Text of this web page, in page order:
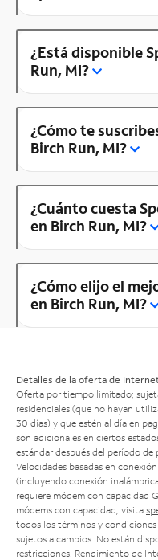
¿Está disponible
Run, MI?
¿Cómo te
Birch Run, MI?
¿Cuánto cuesta
en Birch Run, MI?
¿Cómo elijo el
en Birch Run, MI?
Detalles de la oferta de
Oferta por tiempo limitado;
residenciales (que no hayan
30 días) y que estén al día en
son adicionales en ciertos
estándar después del período
Velocidades basadas en
(incluyendo conexión
requiere módem con capacidad
módems con capacidad, visita
todos los términos y
sujetos a cambios. No están
restricciones. Rendimiento de